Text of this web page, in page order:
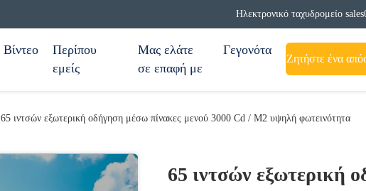
Ηλεκτρονικό ταχυδρομείο
Βίντεο
Περίπου
εμείς
Μας ελάτε
σε επαφή με
Γεγονότα
Ζητήστε ένα
65 ιντσών εξωτερική οδήγηση μέσω πίνακες μενού 3000 Cd / M2 υψηλή φωτεινότητα
65 ιντσών εξωτερική